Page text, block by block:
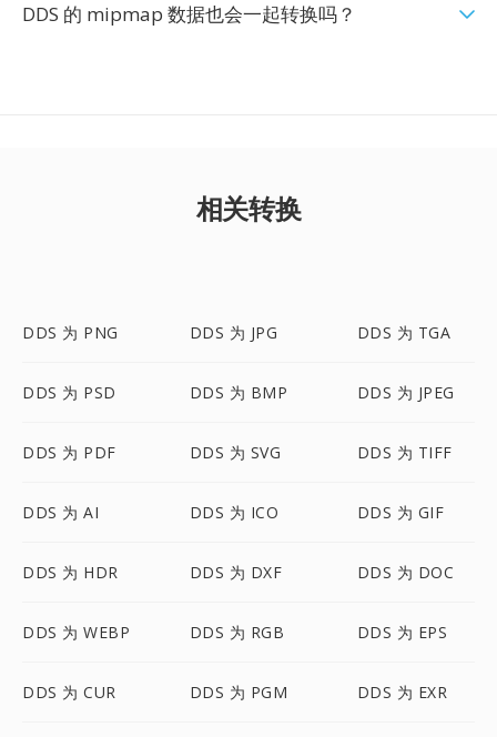
DDS 的 mipmap 数据也会一起转换吗？
相关转换
DDS 为 PNG DDS 为 JPG DDS 为 TGA
DDS 为 PSD DDS 为 BMP DDS 为 JPEG
DDS 为 PDF DDS 为 SVG DDS 为 TIFF
DDS 为 AI DDS 为 ICO DDS 为 GIF
DDS 为 HDR DDS 为 DXF DDS 为 DOC
DDS 为 WEBP DDS 为 RGB DDS 为 EPS
DDS 为 CUR DDS 为 PGM DDS 为 EXR